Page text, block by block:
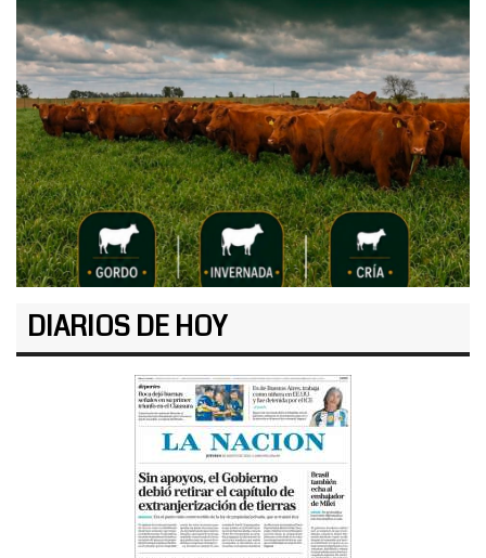
DIARIOS DE HOY